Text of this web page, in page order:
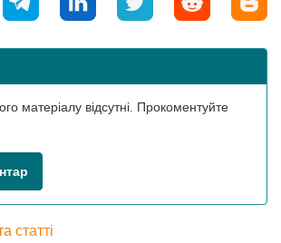
матеріалу відсутні. Прокоментуйте
статті